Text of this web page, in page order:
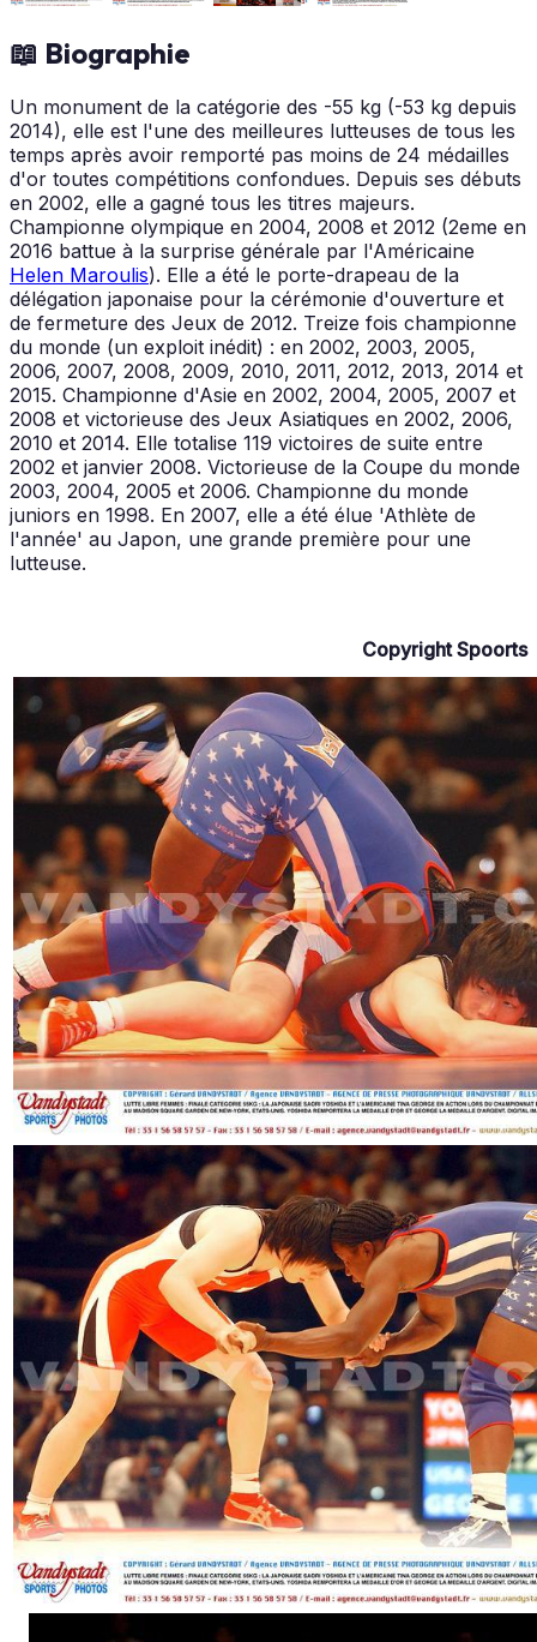
📖 Biographie
Un monument de la catégorie des -55 kg (-53 kg depuis
2014), elle est l'une des meilleures lutteuses de tous les
temps après avoir remporté pas moins de 24 médailles
d'or toutes compétitions confondues. Depuis ses débuts
en 2002, elle a gagné tous les titres majeurs.
Championne olympique en 2004, 2008 et 2012 (2eme en
2016 battue à la surprise générale par l'Américaine
Helen Maroulis). Elle a été le porte-drapeau de la
délégation japonaise pour la cérémonie d'ouverture et
de fermeture des Jeux de 2012. Treize fois championne
du monde (un exploit inédit) : en 2002, 2003, 2005,
2006, 2007, 2008, 2009, 2010, 2011, 2012, 2013, 2014 et
2015. Championne d'Asie en 2002, 2004, 2005, 2007 et
2008 et victorieuse des Jeux Asiatiques en 2002, 2006,
2010 et 2014. Elle totalise 119 victoires de suite entre
2002 et janvier 2008. Victorieuse de la Coupe du monde
2003, 2004, 2005 et 2006. Championne du monde
juniors en 1998. En 2007, elle a été élue 'Athlète de
l'année' au Japon, une grande première pour une
lutteuse.
Copyright Spoorts